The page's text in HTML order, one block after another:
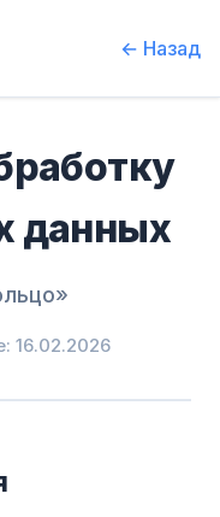
← Назад
данных
16.02.2026